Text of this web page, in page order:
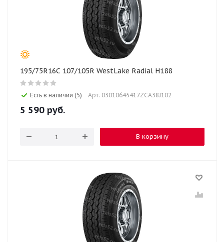
195/75R16C 107/105R WestLake Radial H188
Есть в наличии (5) Арт: 03010645417ZCA38J102
5 590 руб.
В корзину